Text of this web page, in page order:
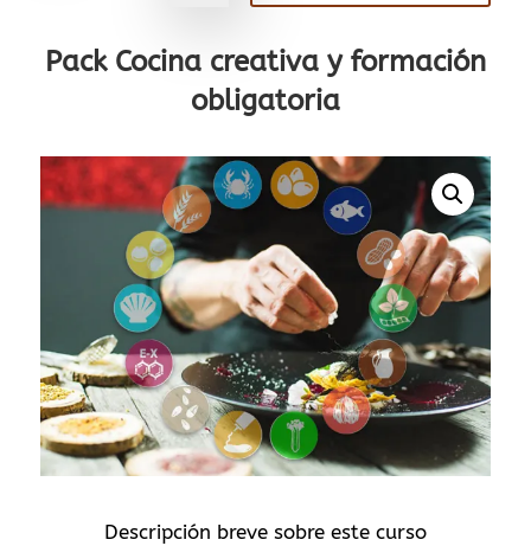
Pack Cocina creativa y formación
obligatoria
Descripción breve sobre este curso